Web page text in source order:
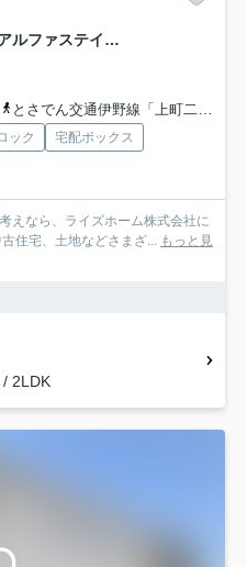
【高層階】高知市八反町2丁目アルファステイツ高知城北 中古マンション
とさでん交通伊野線「上町二丁目」駅 徒歩15分
ック
宅配ボックス
えなら、ライズホーム株式会社に
住宅、土地などさまざ... もっと見
2LDK